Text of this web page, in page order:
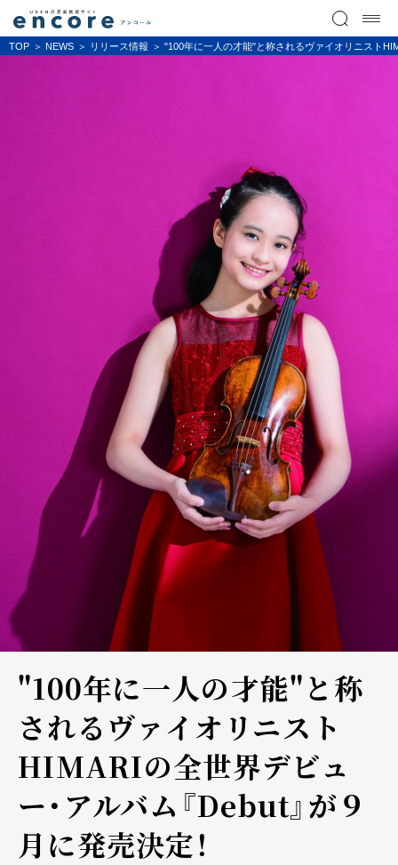
TOP NEWS リリース情報 "100年に一人の才能"と称されるヴァイオリニスト
"100年に一人の才能"と称
されるヴァイオリニスト
HIMARIの全世界デビュ
ー・アルバム『Debut』が９
月に発売決定！